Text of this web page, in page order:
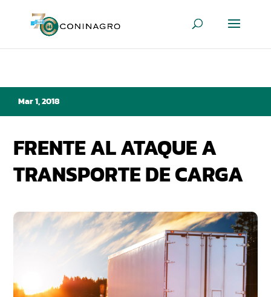
Mar 1, 2018
FRENTE AL ATAQUE A
TRANSPORTE DE CARGA